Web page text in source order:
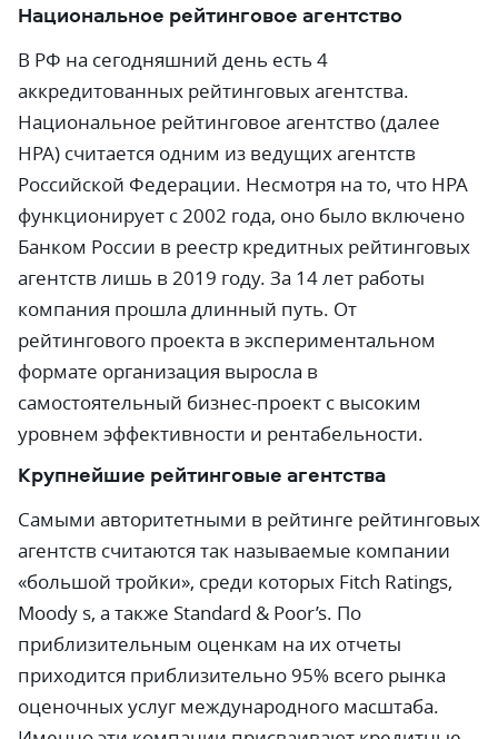
Национальное рейтинговое агентство
В РФ на сегодняшний день есть 4
аккредитованных рейтинговых агентства.
Национальное рейтинговое агентство (далее
НРА) считается одним из ведущих агентств
Российской Федерации. Несмотря на то, что НРА
функционирует с 2002 года, оно было включено
Банком России в реестр кредитных рейтинговых
агентств лишь в 2019 году. За 14 лет работы
компания прошла длинный путь. От
рейтингового проекта в экспериментальном
формате организация выросла в
самостоятельный бизнес-проект с высоким
уровнем эффективности и рентабельности.
Крупнейшие рейтинговые агентства
Самыми авторитетными в рейтинге рейтинговых
агентств считаются так называемые компании
«большой тройки», среди которых Fitch Ratings,
Moody s, а также Standard & Poor’s. По
приблизительным оценкам на их отчеты
приходится приблизительно 95% всего рынка
оценочных услуг международного масштаба.